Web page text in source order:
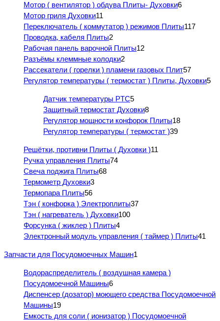
Мотор ( вентилятор ) обдува Плиты- Духовки6
Мотор гриля Духовки11
Переключатель ( коммутатор ) режимов Плиты117
Проводка, кабеля Плиты2
Рабочая панель варочной Плиты12
Разъёмы клеммные колодки2
Рассекатели ( горелки ) пламени газовых Плит57
Регулятор температуры ( термостат ) Плиты, Духовки5
Датчик температуры PTC5
Защитный термостат Духовки8
Регулятор мощности конфорок Плиты18
Регулятор температуры ( термостат )39
Решётки, противни Плиты ( Духовки )11
Ручка управления Плиты74
Свеча поджига Плиты68
Термометр Духовки3
Термопара Плиты56
Тэн ( конфорка ) Электроплиты37
Тэн ( нагреватель ) Духовки100
Форсунка ( жиклер ) Плиты4
Электронный модуль управления ( таймер ) Плиты41
Запчасти для Посудомоечных Машин1
Водораспределитель ( воздушная камера )
Посудомоечной Машины6
Диспенсер (дозатор) моющего средства Посудомоечной
Машины19
Емкость для соли ( ионизатор ) Посудомоечной